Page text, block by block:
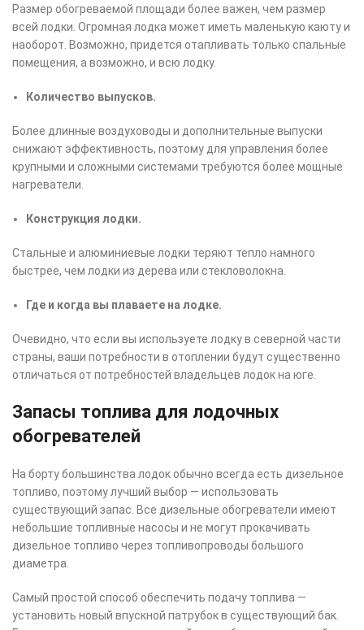
Размер обогреваемой площади более важен, чем размер
всей лодки. Огромная лодка может иметь маленькую каюту и
наоборот. Возможно, придется отапливать только спальные
помещения, а возможно, и всю лодку.
Количество выпусков.
Более длинные воздуховоды и дополнительные выпуски
снижают эффективность, поэтому для управления более
крупными и сложными системами требуются более мощные
нагреватели.
Конструкция лодки.
Стальные и алюминиевые лодки теряют тепло намного
быстрее, чем лодки из дерева или стекловолокна.
Где и когда вы плаваете на лодке.
Очевидно, что если вы используете лодку в северной части
страны, ваши потребности в отоплении будут существенно
отличаться от потребностей владельцев лодок на юге.
Запасы топлива для лодочных
обогревателей
На борту большинства лодок обычно всегда есть дизельное
топливо, поэтому лучший выбор — использовать
существующий запас. Все дизельные обогреватели имеют
небольшие топливные насосы и не могут прокачивать
дизельное топливо через топливопроводы большого
диаметра.
Самый простой способ обеспечить подачу топлива —
установить новый впускной патрубок в существующий бак.